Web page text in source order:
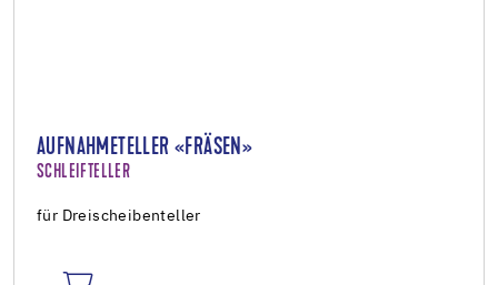
AUFNAHMETELLER «FRÄSEN»
SCHLEIFTELLER
für Dreischeibenteller